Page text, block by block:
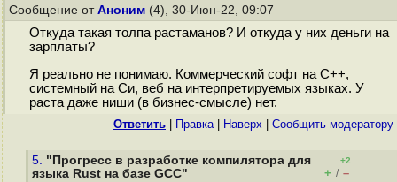
Сообщение от Аноним (4), 30-Июн-22, 09:07
Откуда такая толпа растаманов? И откуда у них деньги на
зарплаты?
Я реально не понимаю. Коммерческий софт на С++,
системный на Си, веб на интерпретируемых языках. У
раста даже ниши (в бизнес-смысле) нет.
Ответить Правка| Наверх Cообщить модератору
5. "Прогресс в разработке компилятора для
языка Rust на базе GCC"
+2
+ / –